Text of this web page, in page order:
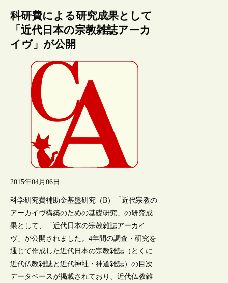
科研費による研究成果として
「近代日本の宗教雑誌アーカ
イヴ」が公開
2015年04月06日
科学研究費補助金基盤研究（B）「近代宗教の
アーカイヴ構築のための基礎研究」の研究成
果として、「近代日本の宗教雑誌アーカイ
ヴ」が公開されました。4年間の調査・研究を
通じて作成した近代日本の宗教雑誌（とくに
近代仏教雑誌と近代神社・神道雑誌）の目次
データベースが掲載されており、近代仏教雑